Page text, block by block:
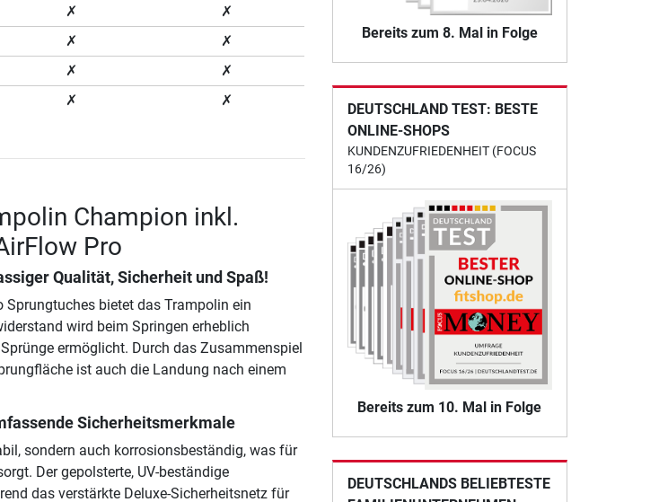
✗
✗
✗
✗
✗
✗
✗ ✗
Champion inkl.
Pro
Qualität, Sicherheit und Spaß!
bietet das Trampolin ein
wird beim Springen erheblich
ermöglicht. Durch das Zusammenspiel
ist auch die Landung nach einem
Sicherheitsmerkmale
sondern auch korrosionsbeständig, was für
Der gepolsterte, UV-beständige
das verstärkte Deluxe-Sicherheitsnetz für
Bereits zum 8. Mal in Folge
DEUTSCHLAND TEST: BESTE
ONLINE-SHOPS
KUNDENZUFRIEDENHEIT (FOCUS
16/26)
Bereits zum 10. Mal in Folge
DEUTSCHLANDS BELIEBTESTE